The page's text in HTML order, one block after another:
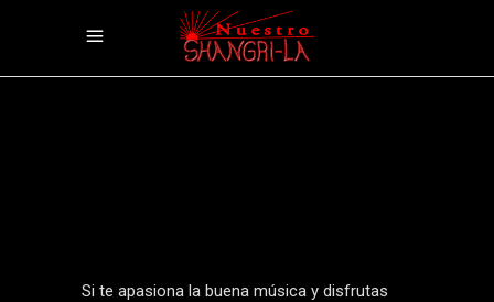
Si te apasiona la buena música y disfrutas